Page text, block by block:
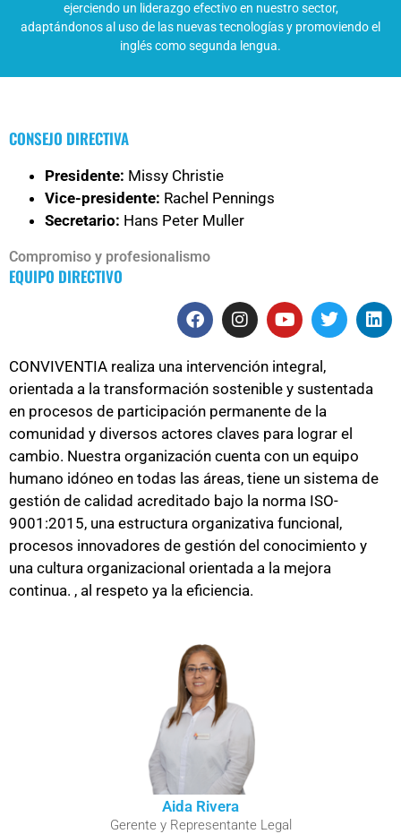
bienestar y la construcción de sociedad.
ejerciendo un liderazgo efectivo en nuestro sector,
adaptándonos al uso de las nuevas tecnologías y promoviendo el
inglés como segunda lengua.
CONSEJO DIRECTIVA
Presidente: Missy Christie
Vice-presidente: Rachel Pennings
Secretario: Hans Peter Muller
Compromiso y profesionalismo
EQUIPO DIRECTIVO
CONVIVENTIA realiza una intervención integral,
orientada a la transformación sostenible y sustentada
en procesos de participación permanente de la
comunidad y diversos actores claves para lograr el
cambio. Nuestra organización cuenta con un equipo
humano idóneo en todas las áreas, tiene un sistema de
gestión de calidad acreditado bajo la norma ISO-
9001:2015, una estructura organizativa funcional,
procesos innovadores de gestión del conocimiento y
una cultura organizacional orientada a la mejora
continua. , al respeto ya la eficiencia.
Aida Rivera
Gerente y Representante Legal